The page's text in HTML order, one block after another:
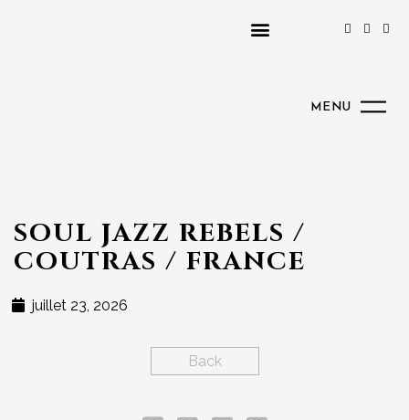
MENU
SOUL JAZZ REBELS /
COUTRAS / FRANCE
juillet 23, 2026
Back